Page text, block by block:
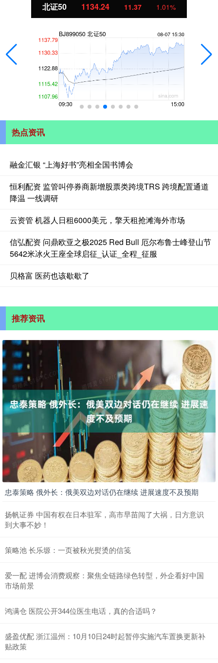
北证50 1134.24 11.37 1.01%
热点资讯
融金汇银 “上海好书”亮相全国书博会
恒利配资 监管叫停券商新增股票类跨境TRS 跨境配置通道
降温 一线调研
云资管 机器人日租6000美元，擎天租抢滩海外市场
信弘配资 问鼎欧亚之极2025 Red Bull 厄尔布鲁士峰登山节
5642米冰火王座全球启征_认证_全程_征服
贝格富 医药也该歇歇了
推荐资讯
忠泰策略 俄外长：俄美双边对话仍在继续 进展速度不及预期
扬帆证券 中国有权在日本驻军，高市早苗闯了大祸，日方意识
到大事不妙！
策略池 长乐塬：一页被秋光熨烫的信笺
爱一配 进博会消费观察：聚焦全链路绿色转型，外企看好中国
市场前景
鸿满仓 医院公开344位医生电话，真的合适吗？
盛盈优配 浙江温州：10月10日24时起暂停实施汽车置换更新补
贴政策